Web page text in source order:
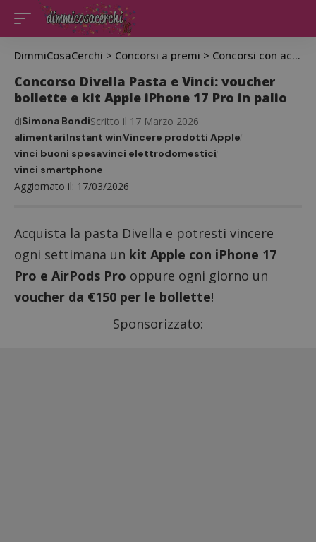
DimmiCosaCerchi > Concorsi a premi > Concorsi con acquisto
Concorso Divella Pasta e Vinci: voucher
bollette e kit Apple iPhone 17 Pro in palio
Aggiornato il: 17/03/2026
diSimona BondiScritto il 17 Marzo 2026
alimentariInstant winVincere prodotti Apple
vinci buoni spesavinci elettrodomestici
vinci smartphone
Acquista la pasta Divella e potresti vincere
ogni settimana un kit Apple con iPhone 17
Pro e AirPods Pro oppure ogni giorno un
voucher da €150 per le bollette!
Sponsorizzato: